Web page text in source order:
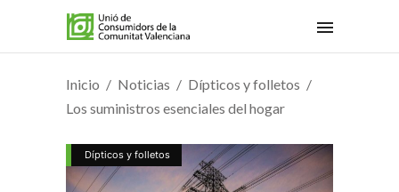
Inicio Noticias
Dípticos y folletos
Los suministros esenciales del hogar
Dípticos y folletos